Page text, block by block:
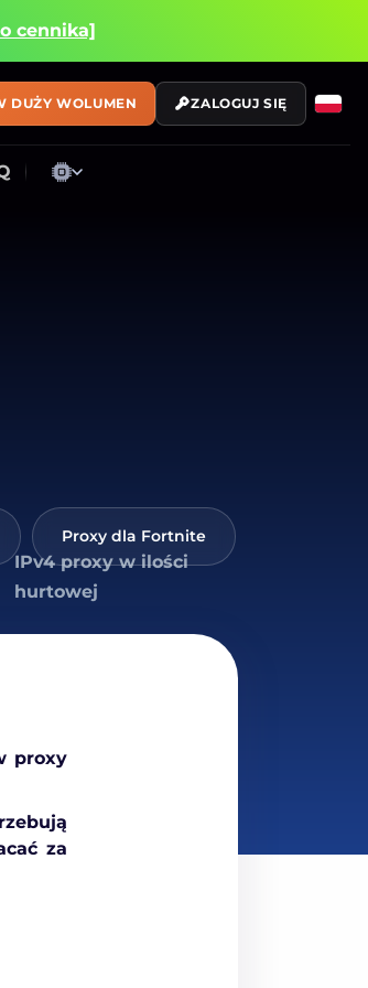
cennika]
DUŻY WOLUMEN ZALOGUJ SIĘ
Proxy dla Fortnite
IPv4 proxy w ilości
hurtowej
proxy
za